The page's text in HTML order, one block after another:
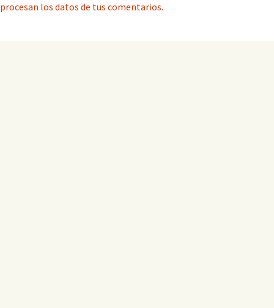
procesan los datos de tus comentarios.